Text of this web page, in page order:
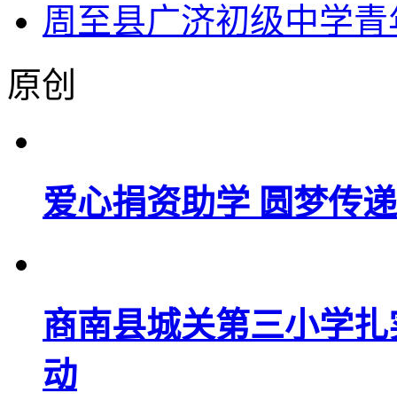
周至县广济初级中学
原创
爱心捐资助学 圆梦传
商南县城关第三小学
动